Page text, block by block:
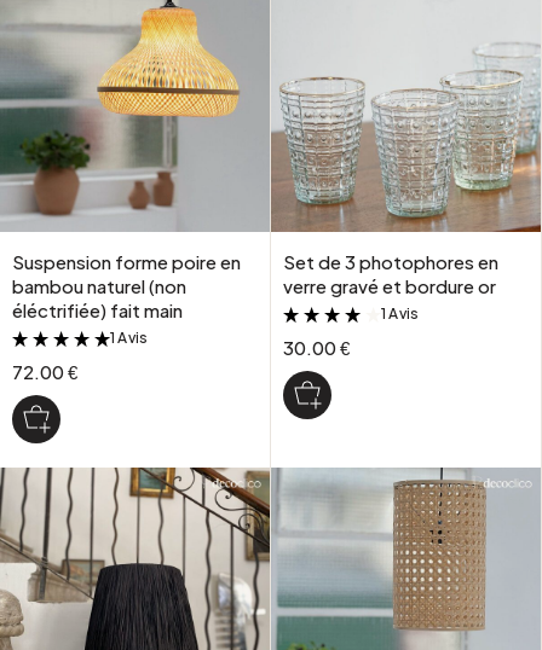
Suspension forme poire en
bambou naturel (non
éléctrifiée) fait main
&
1 Avis
72.00 €
Set de 3 photophores en
verre gravé et bordure or
&
1 Avis
30.00 €